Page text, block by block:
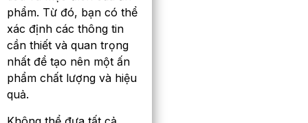
phẩm. Từ đó, bạn có thể
xác định các thông tin
cần thiết và quan trọng
nhất để tạo nên một ấn
phẩm chất lượng và hiệu
quả.